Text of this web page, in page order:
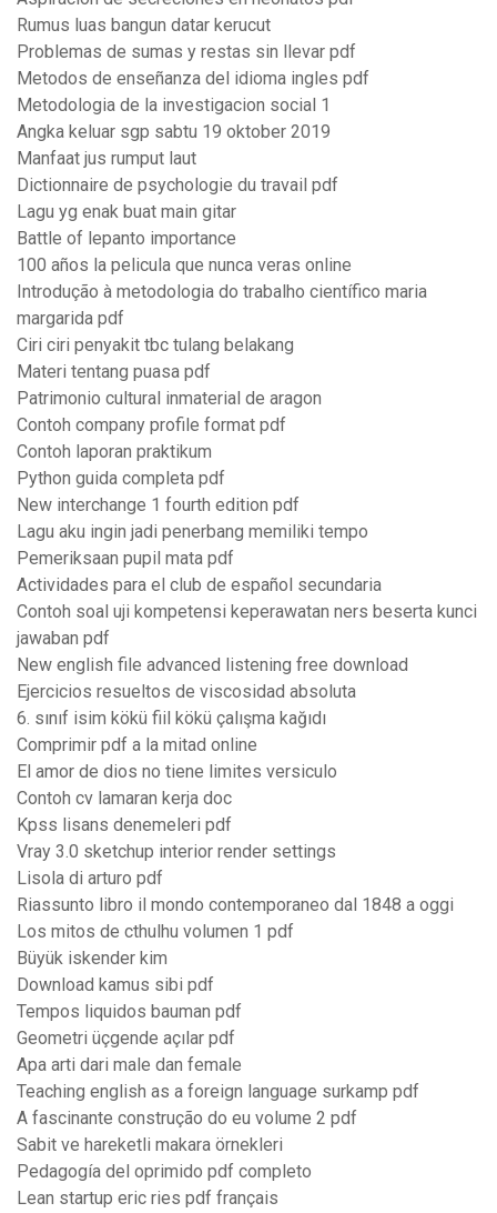
Rumus luas bangun datar kerucut
Problemas de sumas y restas sin llevar pdf
Metodos de enseñanza del idioma ingles pdf
Metodologia de la investigacion social 1
Angka keluar sgp sabtu 19 oktober 2019
Manfaat jus rumput laut
Dictionnaire de psychologie du travail pdf
Lagu yg enak buat main gitar
Battle of lepanto importance
100 años la pelicula que nunca veras online
Introdução à metodologia do trabalho científico maria
margarida pdf
Ciri ciri penyakit tbc tulang belakang
Materi tentang puasa pdf
Patrimonio cultural inmaterial de aragon
Contoh company profile format pdf
Contoh laporan praktikum
Python guida completa pdf
New interchange 1 fourth edition pdf
Lagu aku ingin jadi penerbang memiliki tempo
Pemeriksaan pupil mata pdf
Actividades para el club de español secundaria
Contoh soal uji kompetensi keperawatan ners beserta kunci
jawaban pdf
New english file advanced listening free download
Ejercicios resueltos de viscosidad absoluta
6. sınıf isim kökü fiil kökü çalışma kağıdı
Comprimir pdf a la mitad online
El amor de dios no tiene limites versiculo
Contoh cv lamaran kerja doc
Kpss lisans denemeleri pdf
Vray 3.0 sketchup interior render settings
Lisola di arturo pdf
Riassunto libro il mondo contemporaneo dal 1848 a oggi
Los mitos de cthulhu volumen 1 pdf
Büyük iskender kim
Download kamus sibi pdf
Tempos liquidos bauman pdf
Geometri üçgende açılar pdf
Apa arti dari male dan female
Teaching english as a foreign language surkamp pdf
A fascinante construção do eu volume 2 pdf
Sabit ve hareketli makara örnekleri
Pedagogía del oprimido pdf completo
Lean startup eric ries pdf français